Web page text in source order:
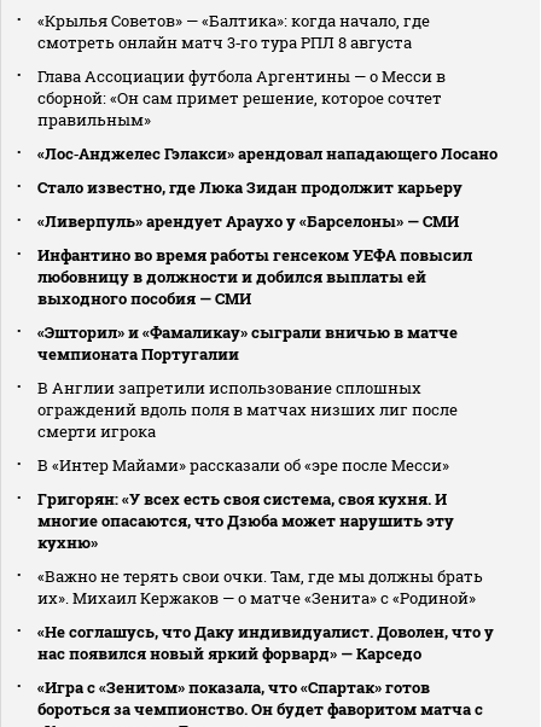
«Крылья Советов» — «Балтика»: когда начало, где
смотреть онлайн матч 3‑го тура РПЛ 8 августа
Глава Ассоциации футбола Аргентины — о Месси в
сборной: «Он сам примет решение, которое сочтет
правильным»
«Лос‑Анджелес Гэлакси» арендовал нападающего Лосано
Стало известно, где Люка Зидан продолжит карьеру
«Ливерпуль» арендует Араухо у «Барселоны» — СМИ
Инфантино во время работы генсеком УЕФА повысил
любовницу в должности и добился выплаты ей
выходного пособия — СМИ
«Эшторил» и «Фамаликау» сыграли вничью в матче
чемпионата Португалии
В Англии запретили использование сплошных
ограждений вдоль поля в матчах низших лиг после
смерти игрока
В «Интер Майами» рассказали об «эре после Месси»
Григорян: «У всех есть своя система, своя кухня. И
многие опасаются, что Дзюба может нарушить эту
кухню»
«Важно не терять свои очки. Там, где мы должны брать
их». Михаил Кержаков — о матче «Зенита» с «Родиной»
«Не соглашусь, что Даку индивидуалист. Доволен, что у
нас появился новый яркий форвард» — Карседо
«Игра с «Зенитом» показала, что «Спартак» готов
бороться за чемпионство. Он будет фаворитом матча с